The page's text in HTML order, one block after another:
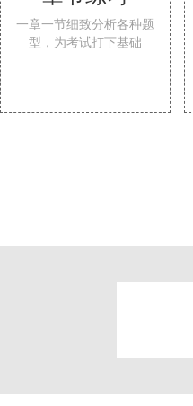
一章一节细致分析各种题
型，为考试打下基础